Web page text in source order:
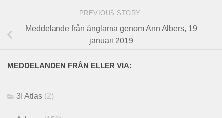
PREVIOUS STORY
Meddelande från änglarna genom Ann Albers, 19
januari 2019
MEDDELANDEN FRÅN ELLER VIA:
3I Atlas (2)